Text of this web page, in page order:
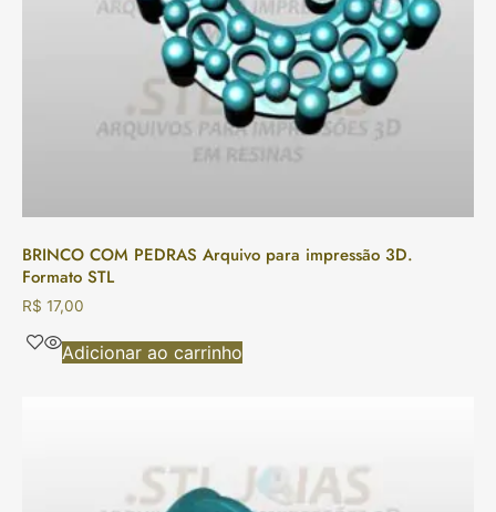
BRINCO COM PEDRAS Arquivo para impressão 3D.
Formato STL
R$ 17,00
Adicionar ao carrinho